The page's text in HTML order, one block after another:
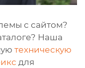
с сайтом?
Наша
техническую
для